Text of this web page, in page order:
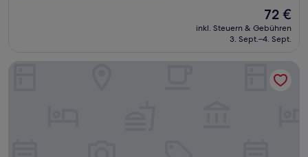
Bewertungen)
Der
Preis
beträgt
72 €
inkl. Steuern & Gebühren
3. Sept.–4. Sept.
SureStay Plus Hotel by Best Western Topeka Northwest